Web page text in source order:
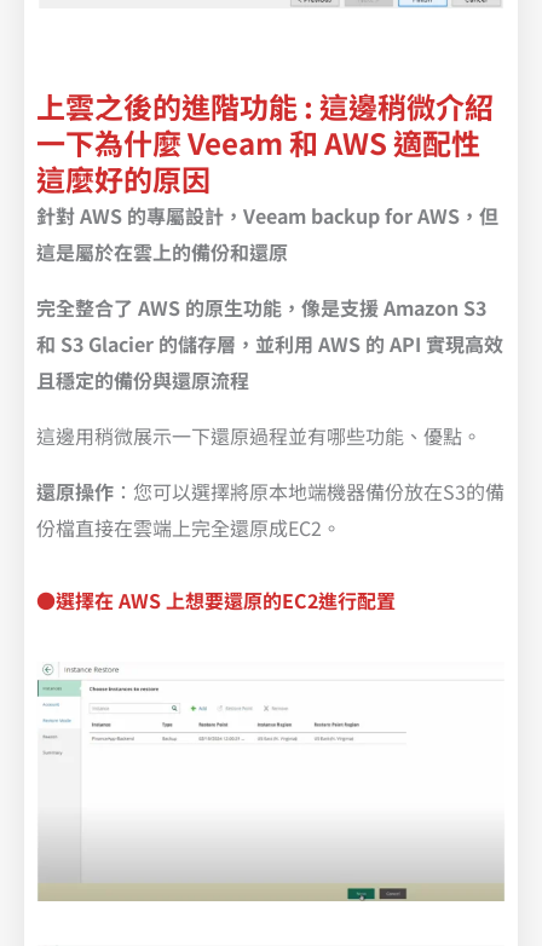
上雲之後的進階功能 : 這邊稍微介紹
一下為什麼 Veeam 和 AWS 適配性
這麼好的原因
針對 AWS 的專屬設計，Veeam backup for AWS，但
這是屬於在雲上的備份和還原
完全整合了 AWS 的原生功能，像是支援 Amazon S3
和 S3 Glacier 的儲存層，並利用 AWS 的 API 實現高效
且穩定的備份與還原流程
這邊用稍微展示一下還原過程並有哪些功能、優點。
還原操作 ：您可以選擇將原本地端機器備份放在S3的備
份檔直接在雲端上完全還原成EC2。
●選擇在 AWS 上想要還原的EC2進行配置